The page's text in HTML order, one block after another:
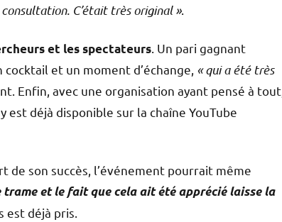
C’était très original ».
et les spectateurs . Un pari gagnant
et un moment d’échange, « qui a été très
Enfin, avec une organisation ayant pensé à tout,
déjà disponible sur la chaîne YouTube
de son succès, l’événement pourrait même
trame et le fait que cela ait été apprécié laisse la
est déjà pris.